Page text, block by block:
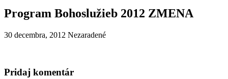
Program Bohoslužieb 2012 ZMENA
30 decembra, 2012 Nezaradené
Pridaj komentár